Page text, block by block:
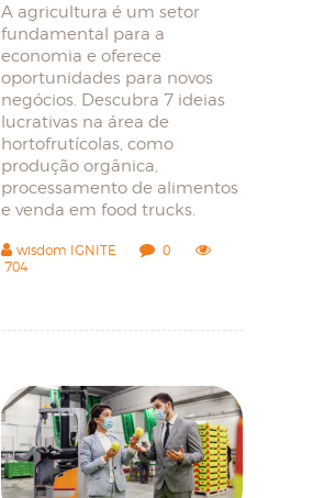
A agricultura é um setor
fundamental para a
economia e oferece
oportunidades para novos
negócios. Descubra 7 ideias
lucrativas na área de
hortofrutícolas, como
produção orgânica,
processamento de alimentos
e venda em food trucks.
wisdom IGNITE
0
704